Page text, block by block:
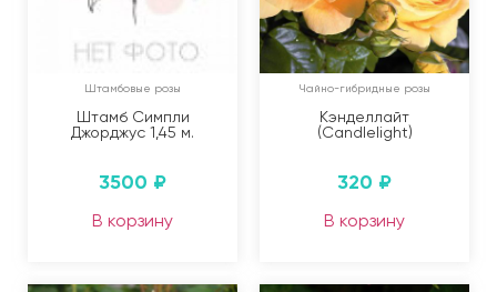
Штамбовые розы
Штамб Симпли
Джорджус 1,45 м.
3500 ₽
В корзину
Чайно-гибридные розы
Кэнделлайт
(Candlelight)
320 ₽
В корзину